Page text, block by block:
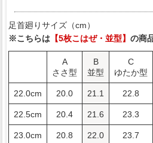
足首廻りサイズ（cm）
※こちらは 【5枚こはぜ・並型】 の商
A
ささ型
B
並型
C
ゆたか型
22.0cm 20.0 21.1 22.8
22.5cm 20.4 21.6 23.3
23.0cm 20.8 22.0 23.7